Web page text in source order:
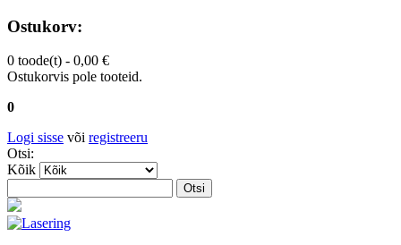
Ostukorv:
0 toode(t) - 0,00 €
Ostukorvis pole tooteid.
0
Logi sisse või registreeru
Otsi:
Kõik
Otsi